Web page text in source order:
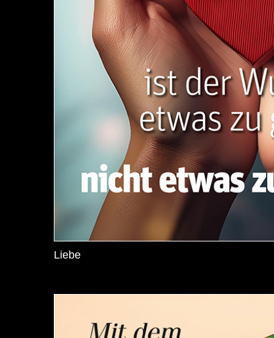
Liebe